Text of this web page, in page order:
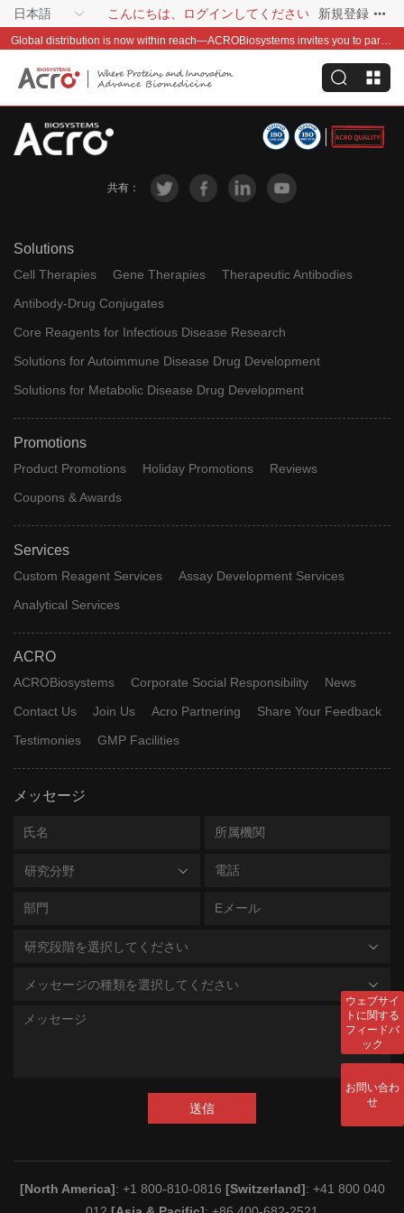
日本語 こんにちは、ログインしてください 新規登録
Global distribution is now within reach—ACROBiosystems invites you to partner with us~
共有：
Solutions
Cell Therapies Gene Therapies
Therapeutic Antibodies
Antibody-Drug Conjugates
Core Reagents for Infectious Disease Research
Solutions for Autoimmune Disease Drug Development
Solutions for Metabolic Disease Drug Development
Promotions
Product Promotions Holiday Promotions
Reviews
Coupons & Awards
Services
Custom Reagent Services
Assay Development Services
Analytical Services
ACRO
ACROBiosystems Corporate Social Responsibility
News
Contact Us
Join Us Acro Partnering
Share Your Feedback
Testimonies
GMP Facilities
メッセージ
研究分野
研究段階を選択してください
メッセージの種類を選択してください
送信
[North America]: +1 800-810-0816 [Switzerland]: +41 800 040
ウェブサイ
トに関する
フィードバ
ック
お問い合わ
せ